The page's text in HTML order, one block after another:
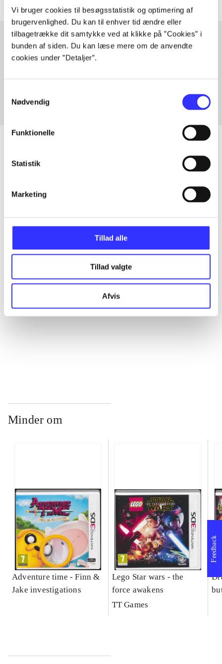
Vi bruger cookies til besøgsstatistik og optimering af
brugervenlighed. Du kan til enhver tid ændre eller
tilbagetrække dit samtykke ved at klikke på ”Cookies” i
bunden af siden. Du kan læse mere om de anvendte
cookies under ”Detaljer”.
Nødvendig
Funktionelle
Statistik
Marketing
Tillad alle
Tillad valgte
Afvis
Artikler med samme emner
...
...
Minder om
Adventure time - Finn &
Jake investigations
Lego Star wars - the
force awakens
TT Games
Feedback